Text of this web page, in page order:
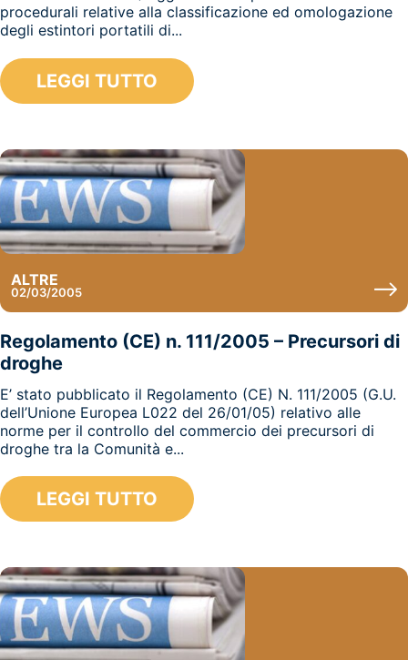
procedurali relative alla classificazione ed omologazione
degli estintori portatili di...
LEGGI TUTTO
ALTRE
02/03/2005
Regolamento (CE) n. 111/2005 – Precursori di
droghe
E’ stato pubblicato il Regolamento (CE) N. 111/2005 (G.U.
dell’Unione Europea L022 del 26/01/05) relativo alle
norme per il controllo del commercio dei precursori di
droghe tra la Comunità e...
LEGGI TUTTO